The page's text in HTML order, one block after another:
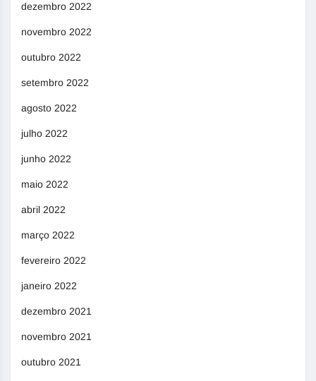
dezembro 2022
novembro 2022
outubro 2022
setembro 2022
agosto 2022
julho 2022
junho 2022
maio 2022
abril 2022
março 2022
fevereiro 2022
janeiro 2022
dezembro 2021
novembro 2021
outubro 2021